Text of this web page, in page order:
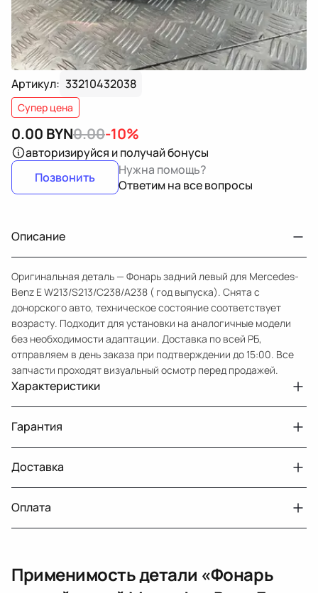
Артикул: 33210432038
Супер цена
0.00 BYN0.00-10%
авторизируйся и получай бонусы
Позвонить
Нужна помощь?
Ответим на все вопросы
Описание
Оригинальная деталь — Фонарь задний левый для Mercedes-
Benz E W213/S213/C238/A238 ( год выпуска). Снята с
донорского авто, техническое состояние соответствует
возрасту. Подходит для установки на аналогичные модели
без необходимости адаптации. Доставка по всей РБ,
отправляем в день заказа при подтверждении до 15:00. Все
запчасти проходят визуальный осмотр перед продажей.
Характеристики
Авто
MercedesBenz E W213
Год
2016 2021
Тег
Мерседес Бенс Е
Тип осветительного прибора
светодиодный
Гарантия
Двигатели с навесным или без навесного
оборудования
30 дней
Датчик давления топлива, насос
топлива, ТНВД (бензин, дизель), форсунка
бензиновая (дизельная) механическая
14 дней
Доставка
Оплата
Оплата онлайн
Применимость детали «Фонарь